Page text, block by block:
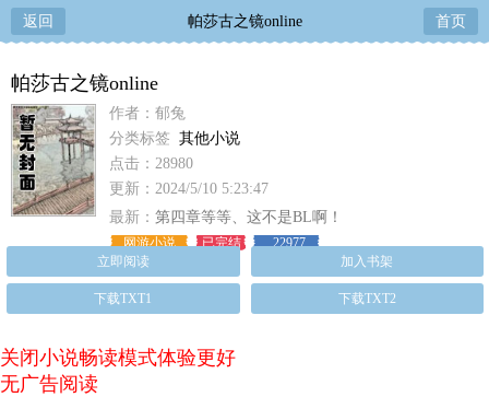
返回 帕莎古之镜online 首页
帕莎古之镜online
作者：郁兔
分类标签 其他小说
点击：28980
更新：2024/5/10 5:23:47
最新： 第四章等等、这不是BL啊！
网游小说 已完结
22977
立即阅读
加入书架
下载TXT1 下载TXT2
关闭小说畅读模式体验更好
无广告阅读